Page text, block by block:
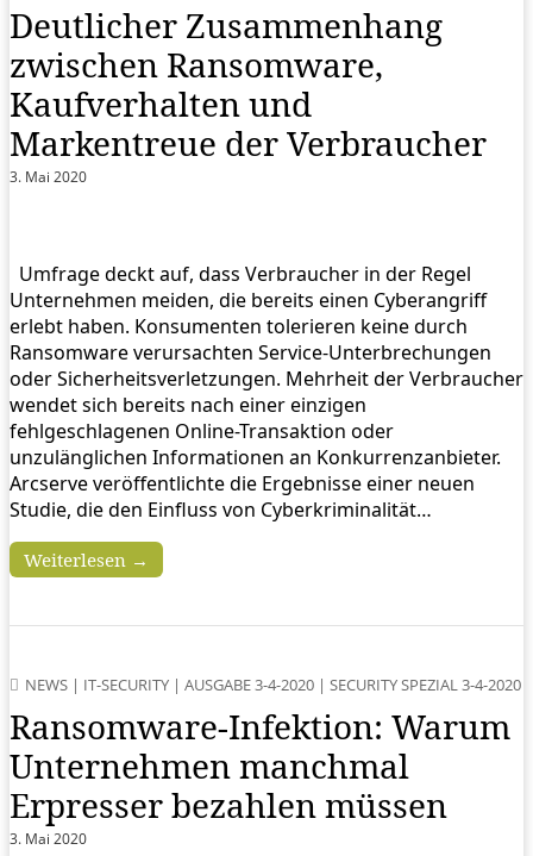
Deutlicher Zusammenhang
zwischen Ransomware,
Kaufverhalten und
Markentreue der Verbraucher
3. Mai 2020
Umfrage deckt auf, dass Verbraucher in der Regel
Unternehmen meiden, die bereits einen Cyberangriff
erlebt haben. Konsumenten tolerieren keine durch
Ransomware verursachten Service-Unterbrechungen
oder Sicherheitsverletzungen. Mehrheit der Verbraucher
wendet sich bereits nach einer einzigen
fehlgeschlagenen Online-Transaktion oder
unzulänglichen Informationen an Konkurrenzanbieter.
Arcserve veröffentlichte die Ergebnisse einer neuen
Studie, die den Einfluss von Cyberkriminalität…
Weiterlesen →
NEWS | IT-SECURITY | AUSGABE 3-4-2020 | SECURITY SPEZIAL 3-4-2020
Ransomware-Infektion: Warum
Unternehmen manchmal
Erpresser bezahlen müssen
3. Mai 2020